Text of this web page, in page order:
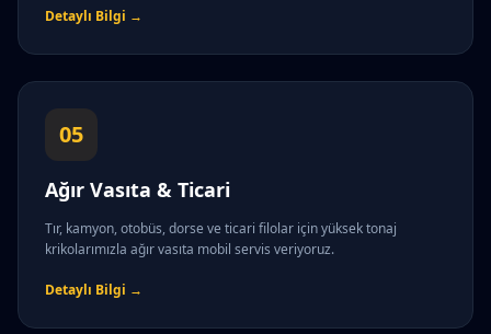
Detaylı Bilgi →
05
Ağır Vasıta & Ticari
Tır, kamyon, otobüs, dorse ve ticari filolar için yüksek tonaj
krikolarımızla ağır vasıta mobil servis veriyoruz.
Detaylı Bilgi →